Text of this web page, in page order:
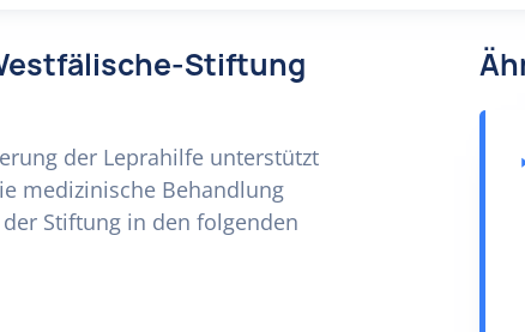
Stiftung
der Leprahilfe unterstützt
medizinische Behandlung
Stiftung in den folgenden